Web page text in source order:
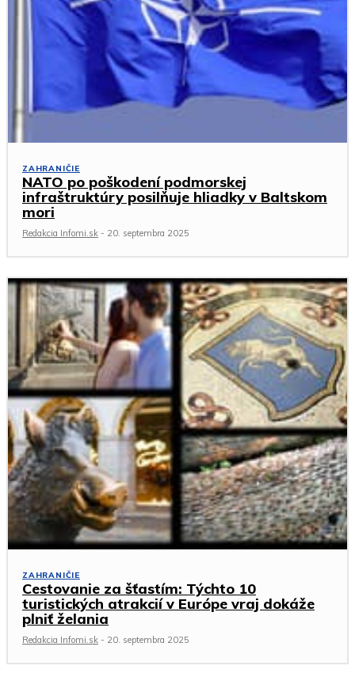
ZAHRANIČIE
NATO po poškodení podmorskej
infraštruktúry posilňuje hliadky v Baltskom
mori
Redakcia Infomi.sk - 20. septembra 2025
ZAHRANIČIE
Cestovanie za šťastím: Týchto 10
turistických atrakcií v Európe vraj dokáže
plniť želania
Redakcia Infomi.sk - 20. septembra 2025